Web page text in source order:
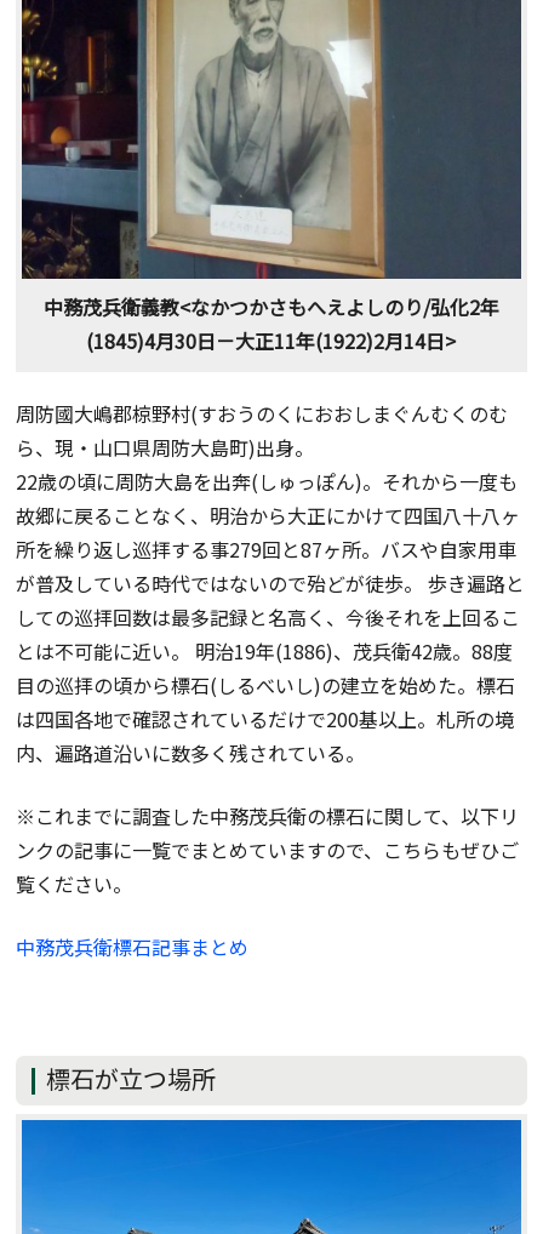
中務茂兵衛義教<なかつかさもへえよしのり/弘化2年
(1845)4月30日－大正11年(1922)2月14日>
周防國大嶋郡椋野村(すおうのくにおおしまぐんむくのむ
ら、現・山口県周防大島町)出身。
22歳の頃に周防大島を出奔(しゅっぽん)。それから一度も
故郷に戻ることなく、明治から大正にかけて四国八十八ヶ
所を繰り返し巡拝する事279回と87ヶ所。バスや自家用車
が普及している時代ではないので殆どが徒歩。 歩き遍路と
しての巡拝回数は最多記録と名高く、今後それを上回るこ
とは不可能に近い。 明治19年(1886)、茂兵衛42歳。88度
目の巡拝の頃から標石(しるべいし)の建立を始めた。標石
は四国各地で確認されているだけで200基以上。札所の境
内、遍路道沿いに数多く残されている。
※これまでに調査した中務茂兵衛の標石に関して、以下リ
ンクの記事に一覧でまとめていますので、こちらもぜひご
覧ください。
中務茂兵衛標石記事まとめ
標石が立つ場所